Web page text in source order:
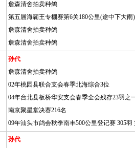
詹森清舍拍卖种鸽
第五届海霸王专棚赛第6关180公里(途中下大雨
詹森清舍拍卖种鸽
詹森清舍拍卖种鸽
孙代
詹森清舍拍卖种鸽
02年桃园县联合支会春季北海综合3位
04年台北县板桥华安支会春季全会残存23羽之
南京聚星堂决赛216名
09年汕头市鸽会秋季南丰500公里登记赛 305羽
孙代